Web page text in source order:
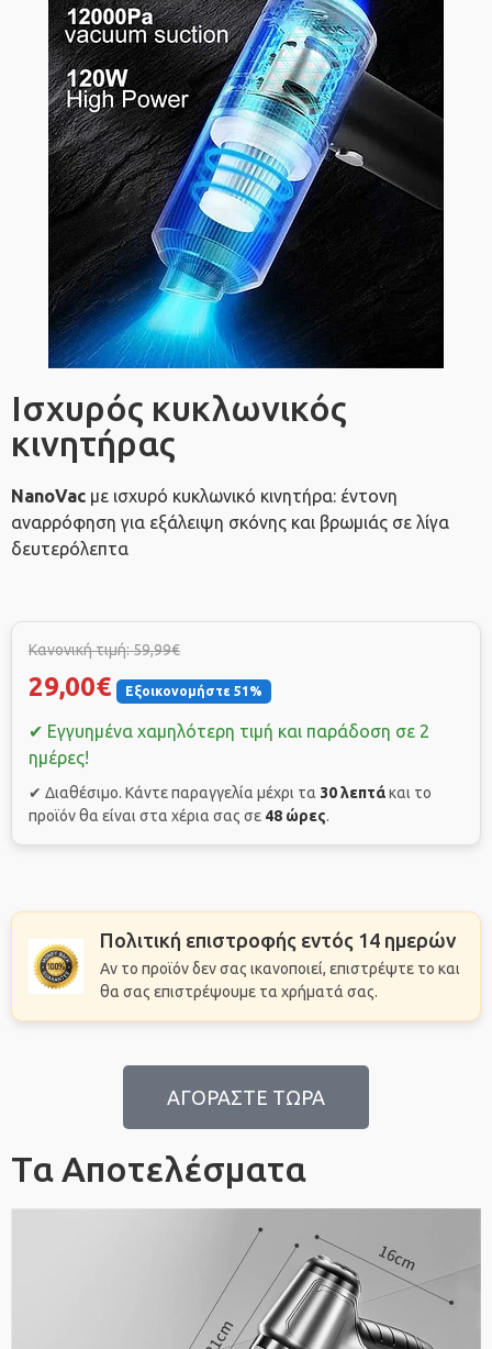
Ισχυρός κυκλωνικός
κινητήρας
NanoVac με ισχυρό κυκλωνικό κινητήρα: έντονη
αναρρόφηση για εξάλειψη σκόνης και βρωμιάς σε λίγα
δευτερόλεπτα
Κανονική τιμή: 59,99€
29,00€ Εξοικονομήστε 51%
✔ Εγγυημένα χαμηλότερη τιμή και παράδοση σε 2
ημέρες!
✔ Διαθέσιμο. Κάντε παραγγελία μέχρι τα 30 λεπτάκαι το
προϊόν θα είναι στα χέρια σας σε 48 ώρες.
Πολιτική επιστροφής εντός 14 ημερών
Αν το προϊόν δεν σας ικανοποιεί, επιστρέψτε το και
θα σας επιστρέψουμε τα χρήματά σας.
ΑΓΟΡΑΣΤΕ ΤΩΡΑ
Τα Αποτελέσματα